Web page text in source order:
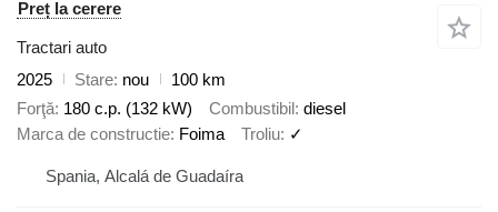
Preț la cerere
Tractari auto
2025
Stare nou
100 km
Forţă 180 c.p. (132 kW) Combustibil diesel
Marca de constructie Foima Troliu ✓
Spania, Alcalá de Guadaíra